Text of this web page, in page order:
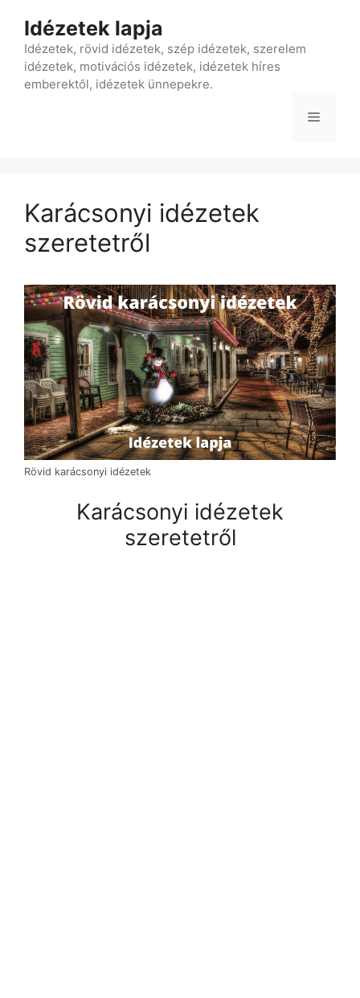
tartalomba
Idézetek lapja
Idézetek, rövid idézetek, szép idézetek, szerelem
idézetek, motivációs idézetek, idézetek híres
emberektől, idézetek ünnepekre.
Menü
Karácsonyi idézetek
szeretetről
Rövid karácsonyi idézetek
Karácsonyi idézetek
szeretetről